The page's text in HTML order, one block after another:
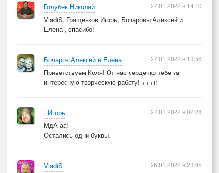
Голубев Николай
VladiS, Гращенков Игорь, Бочаровы Алексей и
Елена , спасибо!
27.01.2022 в 14:10
Бочаров Алексей и Елена
Приветствуем Коля! От нас сердечко тебе за
интересную творческую работу! +++)!
27.01.2022 в 13:56
. Игорь
МдА-аа!
Остались одни буквы.
27.01.2022 в 02:28
VladiS
26.01.2022 в 23:05